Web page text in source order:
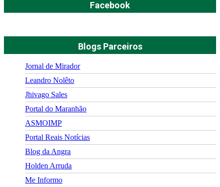
Facebook
Blogs Parceiros
Jornal de Mirador
Leandro Nolêto
Jhivago Sales
Portal do Maranhão
ASMOIMP
Portal Reais Notí­cias
Blog da Angra
Holden Arruda
Me Informo